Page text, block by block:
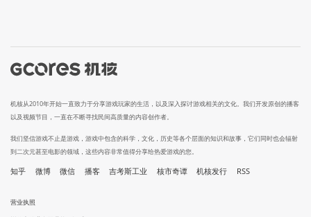
机核从2010年开始一直致力于分享游戏玩家的生活，以及深入探讨游戏相关的文化。我们开发原创的播客
以及视频节目，一直在不断寻找民间高质量的内容创作者。
我们坚信游戏不止是游戏，游戏中包含的科学，文化，历史等各个层面的知识和故事，它们同时也会辐射
到二次元甚至电影的领域，这些内容非常值得分享给热爱游戏的您。
知乎 微博 微信 播客 吉考斯工业 核市奇谭 机核发行 RSS
营业执照